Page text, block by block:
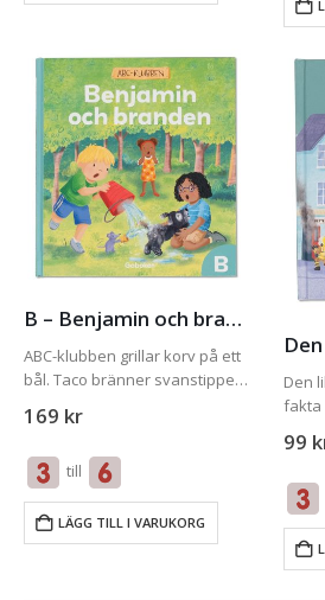
B – Benjamin och branden
ABC-klubben grillar korv på ett
bål. Taco bränner svanstippen!
att lära sig mer om brandvett.
brandlarmet. Det brinner i…
169 kr
till
LÄGG TILL I VARUKORG
Den
fakta
bör
99